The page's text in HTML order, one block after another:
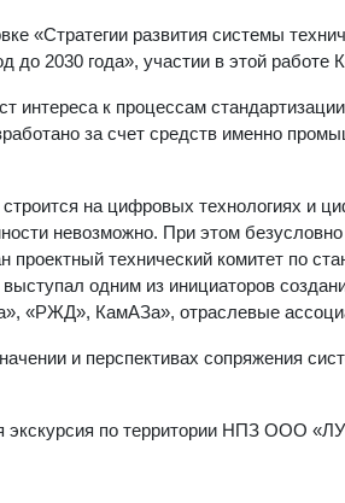
«Стратегии развития системы
до 2030 года», участии в этой
интереса к процессам
за счет средств именно
на цифровых технологиях и
невозможно. При этом
технический комитет по
одним из инициаторов
«РЖД», КамАЗа», отраслевые
и перспективах сопряжения
экскурсия по территории НПЗ ООО